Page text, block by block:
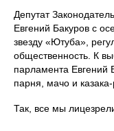
Депутат
Евгений Бакуров с
звезду «Ютуба»,
общественность. К
парламента Евгений
парня, мачо и казака-
Так, все мы